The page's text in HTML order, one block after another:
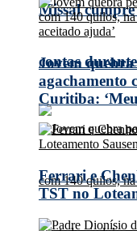
Missal cumpre
contas
Jovem quebra
agachamento
Curitiba:
Ferrari e
TST no